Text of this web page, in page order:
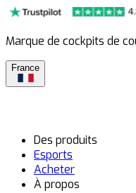
Marque de cockpits de
France
Des produits
Esports
Acheter
À propos